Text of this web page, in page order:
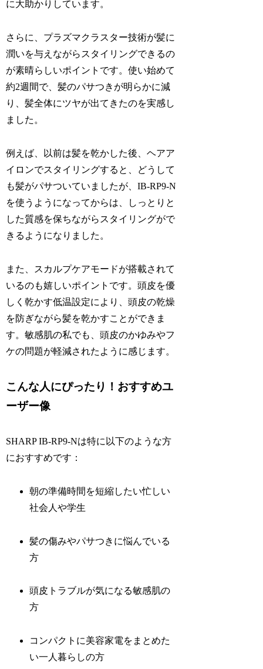
に大助かりしています。
さらに、プラズマクラスター技術が髪に
潤いを与えながらスタイリングできるの
が素晴らしいポイントです。使い始めて
約2週間で、髪のパサつきが明らかに減
り、髪全体にツヤが出てきたのを実感し
ました。
例えば、以前は髪を乾かした後、ヘアア
イロンでスタイリングすると、どうして
も髪がパサついていましたが、IB-RP9-N
を使うようになってからは、しっとりと
した質感を保ちながらスタイリングがで
きるようになりました。
また、スカルプケアモードが搭載されて
いるのも嬉しいポイントです。頭皮を優
しく乾かす低温設定により、頭皮の乾燥
を防ぎながら髪を乾かすことができま
す。敏感肌の私でも、頭皮のかゆみやフ
ケの問題が軽減されたように感じます。
こんな人にぴったり！おすすめユ
ーザー像
SHARP IB-RP9-Nは特に以下のような方
におすすめです：
朝の準備時間を短縮したい忙しい
社会人や学生
髪の傷みやパサつきに悩んでいる
方
頭皮トラブルが気になる敏感肌の
方
コンパクトに美容家電をまとめた
い一人暮らしの方